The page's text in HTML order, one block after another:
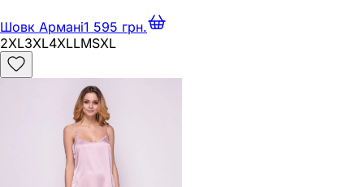
Шовк Армані1 595 грн.
2XL3XL4XLLMSXL